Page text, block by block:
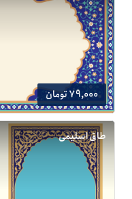
79,000 تومان
طاق اسلیمی